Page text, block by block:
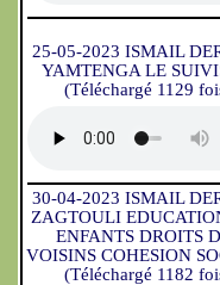
25-05-2023 ISMAIL
YAMTENGA LE
(Téléchargé 1129
30-04-2023 ISMAIL
ZAGTOULI
ENFANTS DROITS
VOISINS COHESION
(Téléchargé 1182